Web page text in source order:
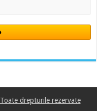
Toate drepturile rezervate